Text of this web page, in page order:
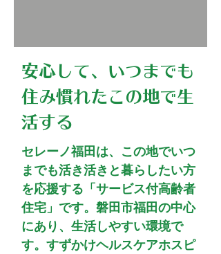
安心して、いつまでも
住み慣れたこの地で生
活する
セレーノ福田は、この地でいつ
までも活き活きと暮らしたい方
を応援する「サービス付高齢者
住宅」です。磐田市福田の中心
にあり、生活しやすい環境で
す。すずかけヘルスケアホスピ